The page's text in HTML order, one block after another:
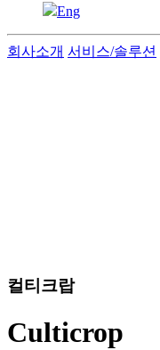
Eng
회사소개 서비스/솔루션
컬티크랍
Culticrop